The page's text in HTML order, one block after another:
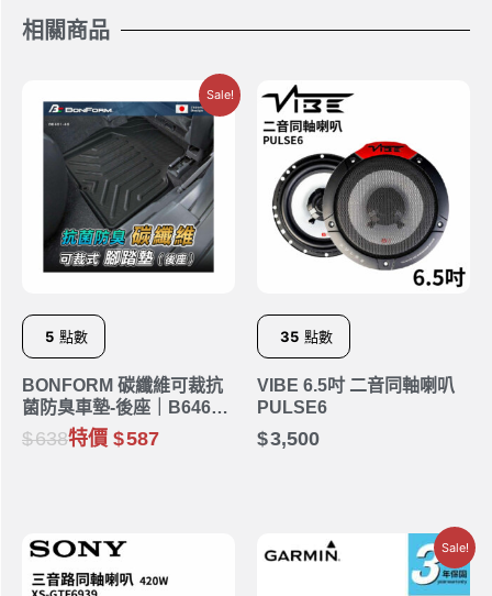
相關商品
Sale!
5 點數
BONFORM 碳纖維可裁抗
菌防臭車墊-後座｜B6461-
48BK
638特價 587
35 點數
VIBE 6.5吋 二音同軸喇叭
PULSE6
3,500
Sale!